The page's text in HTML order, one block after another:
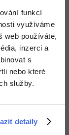
funkcí
využíváme
web používáte,
inzerci a
s
nebo které
služby.
detaily
7.1.2014 18:49
se ptá
vrátí "". Zatím co
jakoby.